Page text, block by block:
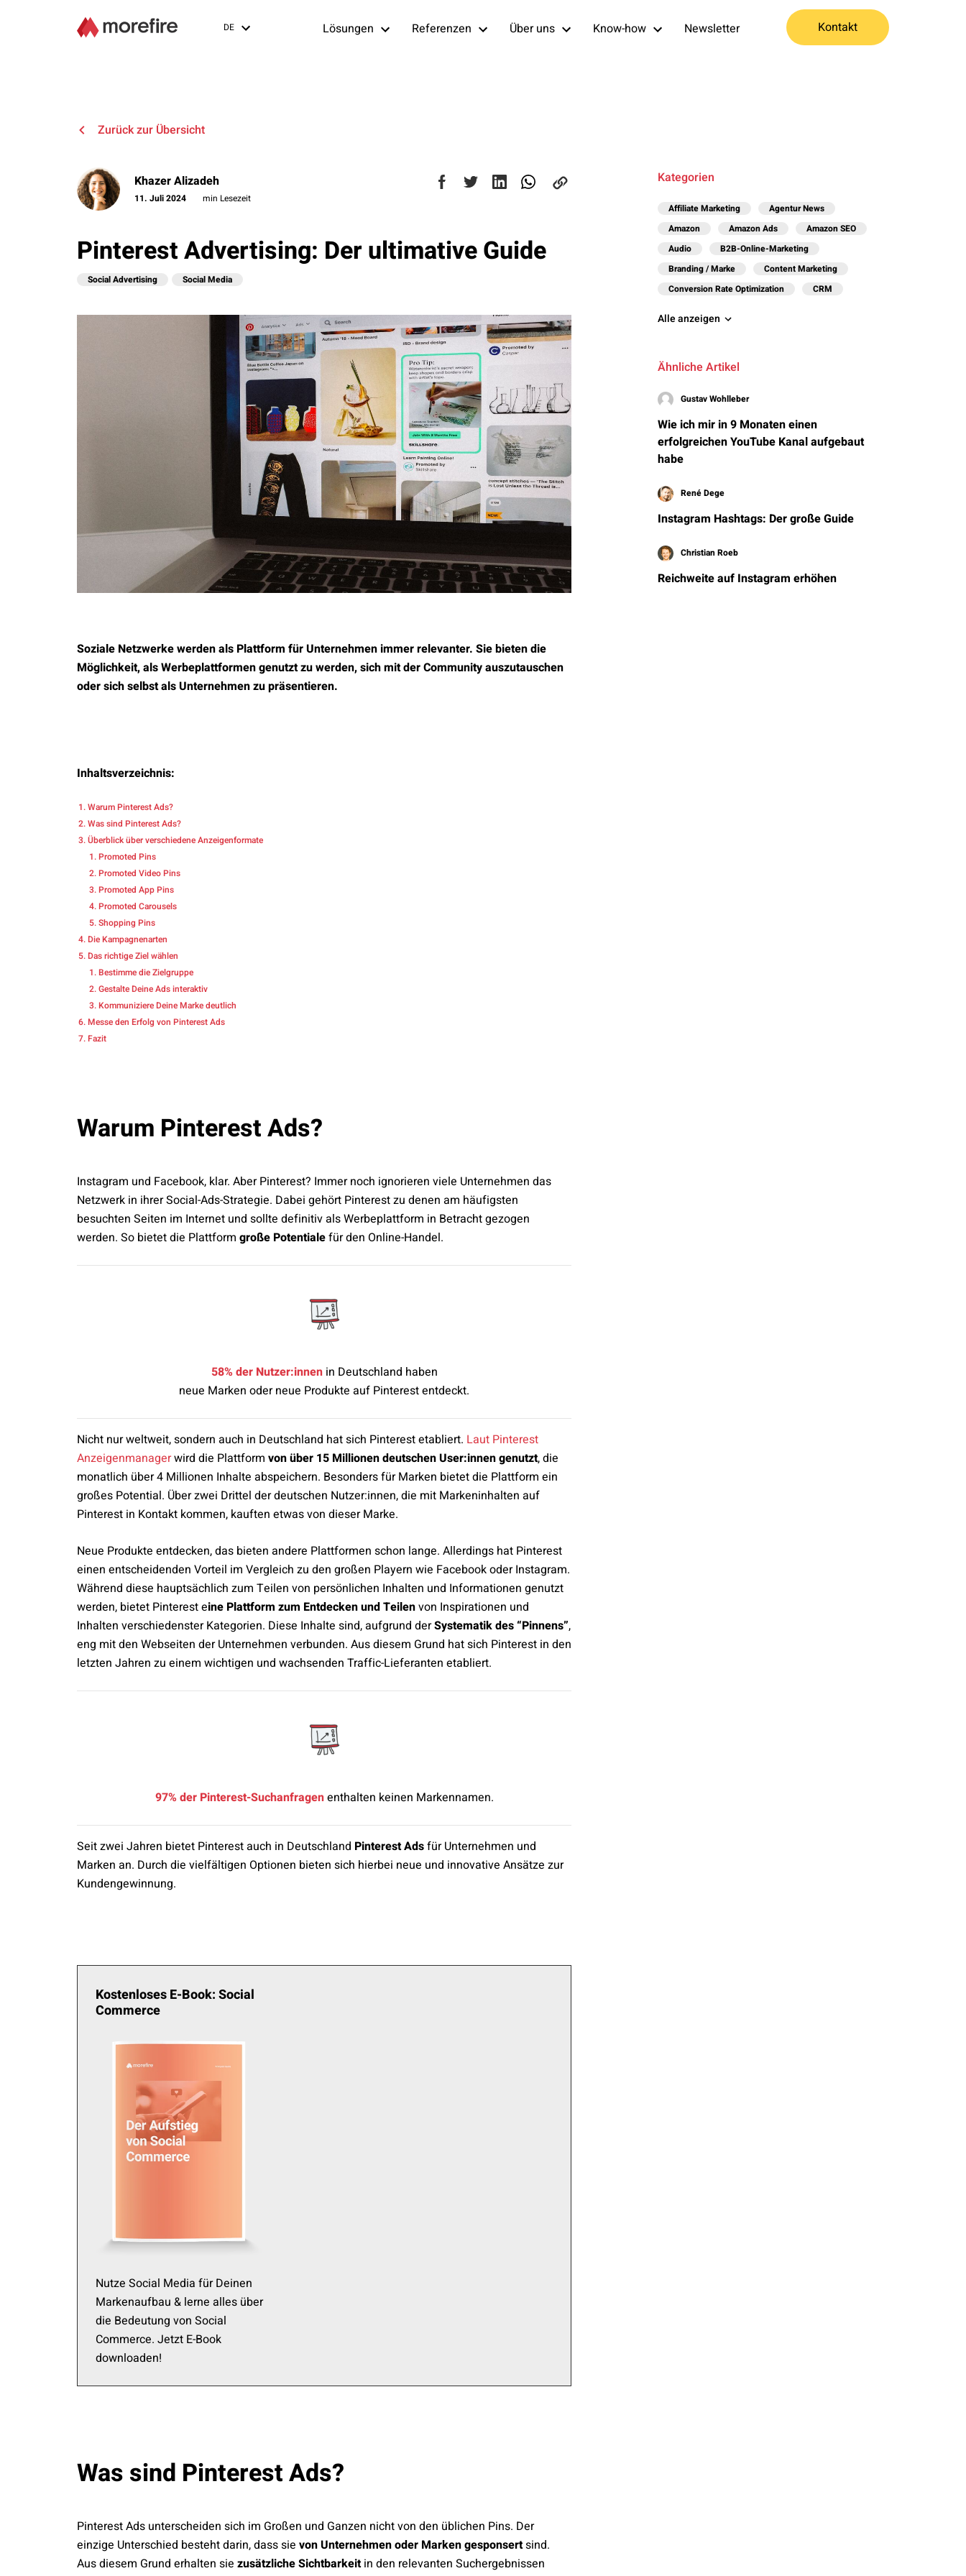
DE Lösungen Referenzen Über uns Know-how Newsletter Kontakt
Zurück zur Übersicht
Khazer Alizadeh
11. Juli 2024 min Lesezeit
Pinterest Advertising: Der ultimative Guide
Social Advertising Social Media
Soziale Netzwerke werden als Plattform für Unternehmen immer relevanter. Sie bieten die
Möglichkeit, als Werbeplattformen genutzt zu werden, sich mit der Community auszutauschen
oder sich selbst als Unternehmen zu präsentieren.
Inhaltsverzeichnis:
Warum Pinterest Ads?
Was sind Pinterest Ads?
Überblick über verschiedene Anzeigenformate
Promoted Pins
Promoted Video Pins
Promoted App Pins
Promoted Carousels
Shopping Pins
Die Kampagnenarten
Das richtige Ziel wählen
Bestimme die Zielgruppe
Gestalte Deine Ads interaktiv
Kommuniziere Deine Marke deutlich
Messe den Erfolg von Pinterest Ads
Fazit
Warum Pinterest Ads?
Instagram und Facebook, klar. Aber Pinterest? Immer noch ignorieren viele Unternehmen das
Netzwerk in ihrer Social-Ads-Strategie. Dabei gehört Pinterest zu denen am häufigsten
besuchten Seiten im Internet und sollte definitiv als Werbeplattform in Betracht gezogen
werden. So bietet die Plattform große Potentialefür den Online-Handel.
58% der Nutzer:innenin Deutschland haben
neue Marken oder neue Produkte auf Pinterest entdeckt.
Nicht nur weltweit, sondern auch in Deutschland hat sich Pinterest etabliert. Laut Pinterest
Anzeigenmanagerwird die Plattform von über 15 Millionen deutschen User:innen genutzt, die
monatlich über 4 Millionen Inhalte abspeichern. Besonders für Marken bietet die Plattform ein
großes Potential. Über zwei Drittel der deutschen Nutzer:innen, die mit Markeninhalten auf
Pinterest in Kontakt kommen, kauften etwas von dieser Marke.
Neue Produkte entdecken, das bieten andere Plattformen schon lange. Allerdings hat Pinterest
einen entscheidenden Vorteil im Vergleich zu den großen Playern wie Facebook oder Instagram.
Während diese hauptsächlich zum Teilen von persönlichen Inhalten und Informationen genutzt
werden, bietet Pinterest eine Plattform zum Entdecken und Teilenvon Inspirationen und
Inhalten verschiedenster Kategorien. Diese Inhalte sind, aufgrund derSystematik des “Pinnens”,
eng mit den Webseiten der Unternehmen verbunden. Aus diesem Grund hat sich Pinterest in den
letzten Jahren zu einem wichtigen und wachsenden Traffic-Lieferanten etabliert.
97% der Pinterest-Suchanfragenenthalten keinen Markennamen.
Seit zwei Jahren bietet Pinterest auch in Deutschland Pinterest Adsfür Unternehmen und
Marken an. Durch die vielfältigen Optionen bieten sich hierbei neue und innovative Ansätze zur
Kundengewinnung.
Kostenloses E-Book: Social
Commerce
Nutze Social Media für Deinen
Markenaufbau & lerne alles über
die Bedeutung von Social
Commerce. Jetzt E-Book
downloaden!
Was sind Pinterest Ads?
Pinterest Ads unterscheiden sich im Großen und Ganzen nicht von den üblichen Pins. Der
einzige Unterschied besteht darin, dass sie von Unternehmen oder Marken gesponsertsind.
Aus diesem Grund erhalten sie zusätzliche Sichtbarkeitin den relevanten Suchergebnissen
Kategorien
Affiliate Marketing
Agentur News
Amazon
Amazon Ads
Amazon SEO
Audio
B2B-Online-Marketing
Branding / Marke
Content Marketing
Conversion Rate Optimization
CRM
Alle anzeigen
Ähnliche Artikel
Gustav Wohlleber
Wie ich mir in 9 Monaten einen
erfolgreichen YouTube Kanal aufgebaut
habe
René Dege
Instagram Hashtags: Der große Guide
Christian Roeb
Reichweite auf Instagram erhöhen